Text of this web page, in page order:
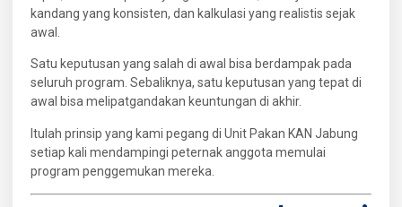
kandang yang konsisten, dan kalkulasi yang realistis sejak
awal.
Satu keputusan yang salah di awal bisa berdampak pada
seluruh program. Sebaliknya, satu keputusan yang tepat di
awal bisa melipatgandakan keuntungan di akhir.
Itulah prinsip yang kami pegang di Unit Pakan KAN Jabung
setiap kali mendampingi peternak anggota memulai
program penggemukan mereka.